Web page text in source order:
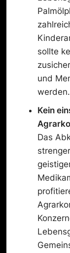
sollte
und
werden.
Kein
Das